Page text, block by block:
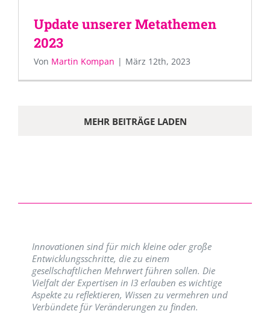
Update unserer Metathemen
2023
Von Martin Kompan | März 12th, 2023
MEHR BEITRÄGE LADEN
Innovationen sind für mich kleine oder große
Entwicklungsschritte, die zu einem
gesellschaftlichen Mehrwert führen sollen. Die
Vielfalt der Expertisen in I3 erlauben es wichtige
Aspekte zu reflektieren, Wissen zu vermehren und
Verbündete für Veränderungen zu finden.